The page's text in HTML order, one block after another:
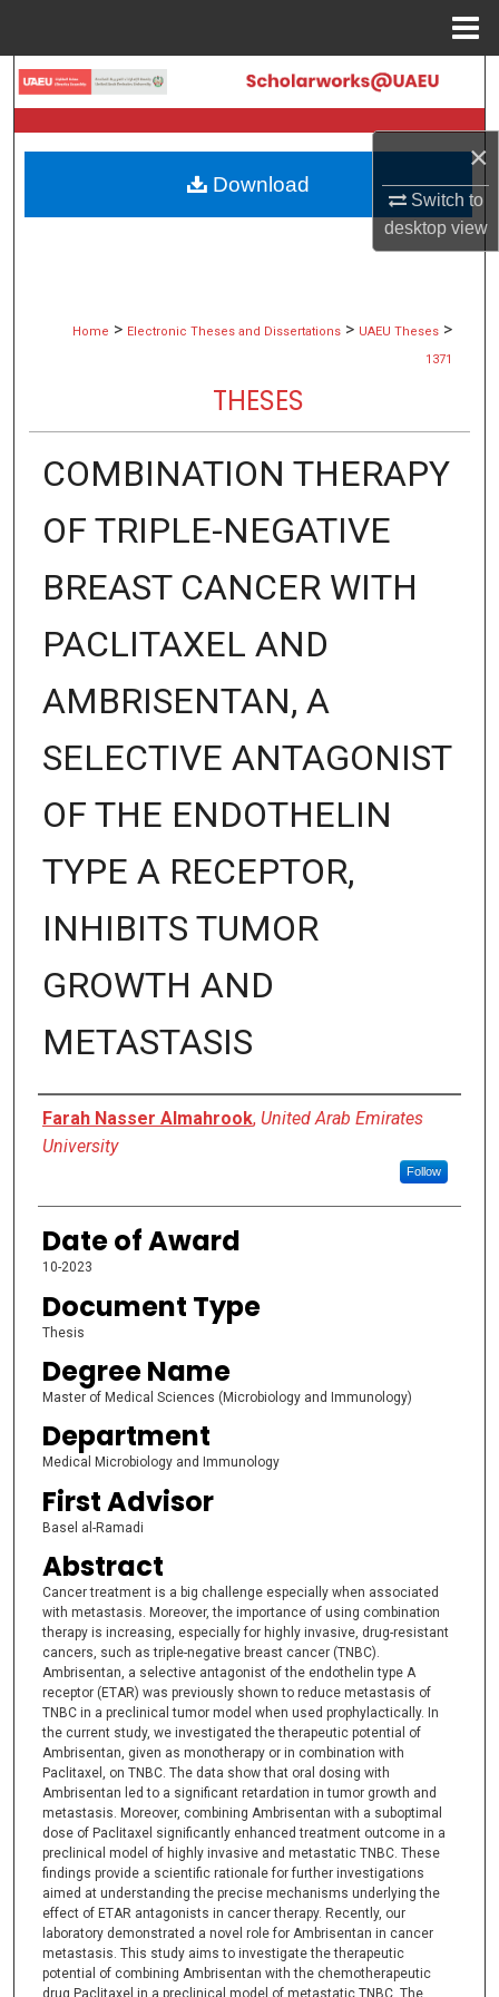
×
Switch to
desktopview
Search
Browse Collections
My Account
Home > Electronic Theses and Dissertations > UAEU Theses >
1371
THESES
COMBINATION THERAPY
OF TRIPLE-NEGATIVE
BREAST CANCER WITH
PACLITAXEL AND
AMBRISENTAN, A
SELECTIVE ANTAGONIST
OF THE ENDOTHELIN
TYPE A RECEPTOR,
INHIBITS TUMOR
GROWTH AND
METASTASIS
Author
Farah Nasser Almahrook, United Arab Emirates
University
Follow
Date of Award
10-2023
Document Type
Thesis
Degree Name
Master of Medical Sciences (Microbiology and Immunology)
Department
Medical Microbiology and Immunology
First Advisor
Basel al-Ramadi
Abstract
Cancer treatment is a big challenge especially when associated
with metastasis. Moreover, the importance of using combination
therapy is increasing, especially for highly invasive, drug-resistant
cancers, such as triple-negative breast cancer (TNBC).
Ambrisentan, a selective antagonist of the endothelin type A
receptor (ETAR) was previously shown to reduce metastasis of
TNBC in a preclinical tumor model when used prophylactically. In
the current study, we investigated the therapeutic potential of
Ambrisentan, given as monotherapy or in combination with
Paclitaxel, on TNBC. The data show that oral dosing with
Ambrisentan led to a significant retardation in tumor growth and
metastasis. Moreover, combining Ambrisentan with a suboptimal
dose of Paclitaxel significantly enhanced treatment outcome in a
preclinical model of highly invasive and metastatic TNBC. These
findings provide a scientific rationale for further investigations
aimed at understanding the precise mechanisms underlying the
effect of ETAR antagonists in cancer therapy. Recently, our
laboratory demonstrated a novel role for Ambrisentan in cancer
metastasis. This study aims to investigate the therapeutic
potential of combining Ambrisentan with the chemotherapeutic
Download